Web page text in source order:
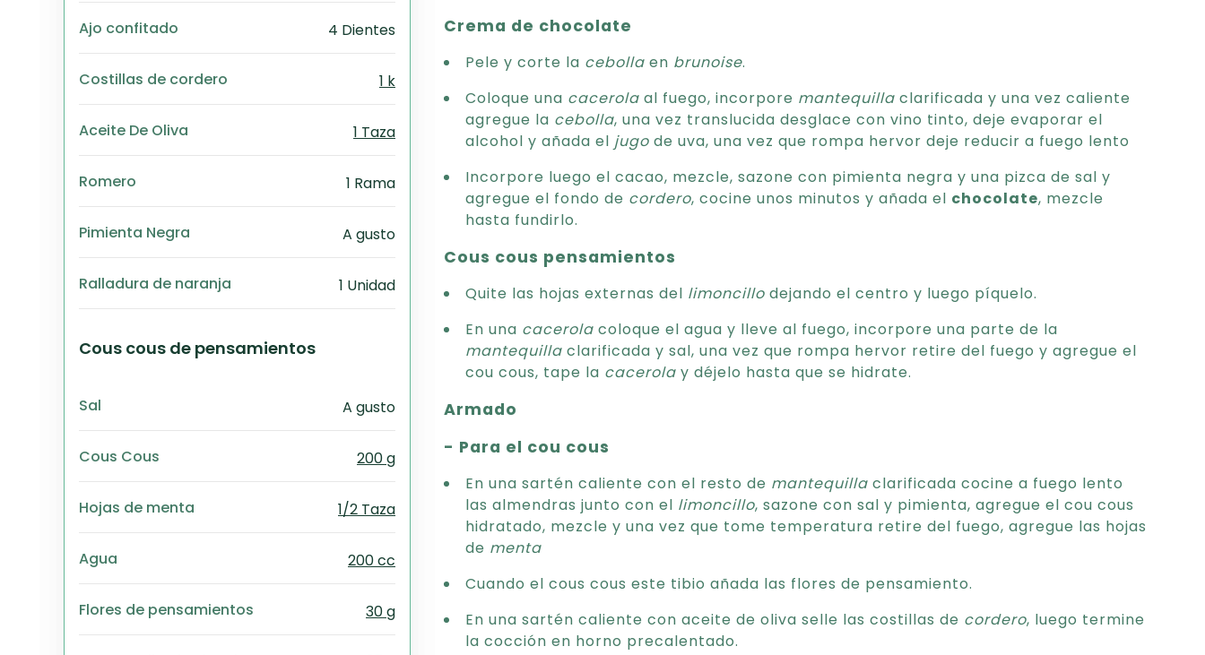
Ajo confitado 4 Dientes
Costillas de cordero 1 k
Aceite De Oliva 1 Taza
Romero 1 Rama
Pimienta Negra A gusto
Ralladura de naranja 1 Unidad
Cous cous de pensamientos
Sal A gusto
Cous Cous 200 g
Hojas de menta 1/2 Taza
Agua 200 cc
Flores de pensamientos 30 g
Crema de chocolate
Pele y corte la cebolla en brunoise.
Coloque una cacerola al fuego, incorpore mantequilla clarificada y una vez caliente
agregue la cebolla, una vez translucida desglace con vino tinto, deje evaporar el
alcohol y añada el jugo de uva, una vez que rompa hervor deje reducir a fuego lento
Incorpore luego el cacao, mezcle, sazone con pimienta negra y una pizca de sal y
agregue el fondo de cordero, cocine unos minutos y añada el chocolate, mezcle
hasta fundirlo.
Cous cous pensamientos
Quite las hojas externas del limoncillo dejando el centro y luego píquelo.
En una cacerola coloque el agua y lleve al fuego, incorpore una parte de la
mantequilla clarificada y sal, una vez que rompa hervor retire del fuego y agregue el
cou cous, tape la cacerola y déjelo hasta que se hidrate.
Armado
- Para el cou cous
En una sartén caliente con el resto de mantequilla clarificada cocine a fuego lento
las almendras junto con el limoncillo, sazone con sal y pimienta, agregue el cou cous
hidratado, mezcle y una vez que tome temperatura retire del fuego, agregue las hojas
de menta
Cuando el cous cous este tibio añada las flores de pensamiento.
En una sartén caliente con aceite de oliva selle las costillas de cordero, luego termine
la cocción en horno precalentado.